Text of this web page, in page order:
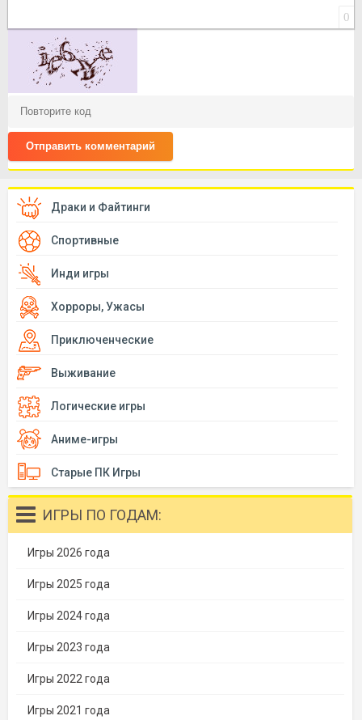
0
Отправить комментарий
Драки и Файтинги
Спортивные
Инди игры
Хорроры, Ужасы
Приключенческие
Выживание
Логические игры
Аниме-игры
Старые ПК Игры
ИГРЫ ПО ГОДАМ:
Игры 2026 года
Игры 2025 года
Игры 2024 года
Игры 2023 года
Игры 2022 года
Игры 2021 года